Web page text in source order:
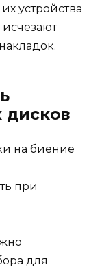
устройства
дисков
на биение
при
для